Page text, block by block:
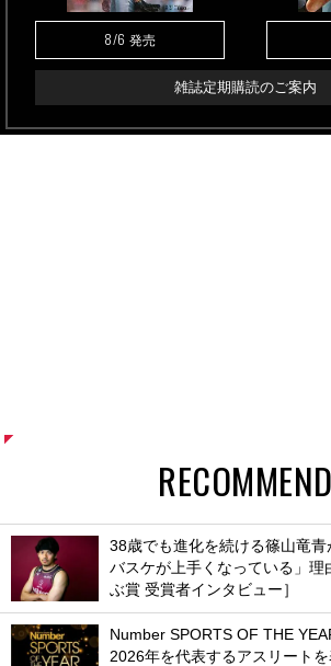
8/6 発売
雑誌定期購読のご案内
RECOMMEND
38歳でも進化を続ける篠山竜青
バスケが上手くなっている」理
ぶ賞 受賞者インタビュー］
Number SPORTS OF THE
2026年を代表するアスリート